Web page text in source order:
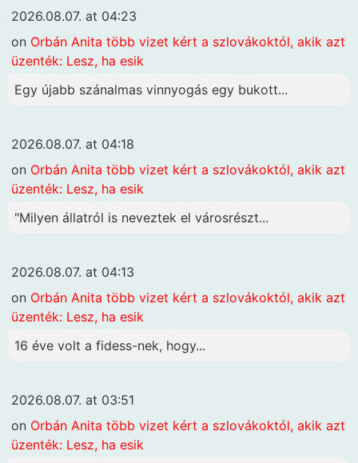
2026.08.07. at 04:23
on Orbán Anita több vizet kért a szlovákoktól, akik azt
üzenték: Lesz, ha esik
Egy újabb szánalmas vinnyogás egy bukott...
2026.08.07. at 04:18
on Orbán Anita több vizet kért a szlovákoktól, akik azt
üzenték: Lesz, ha esik
"Milyen állatról is neveztek el városrészt...
2026.08.07. at 04:13
on Orbán Anita több vizet kért a szlovákoktól, akik azt
üzenték: Lesz, ha esik
16 éve volt a fidess-nek, hogy...
2026.08.07. at 03:51
on Orbán Anita több vizet kért a szlovákoktól, akik azt
üzenték: Lesz, ha esik